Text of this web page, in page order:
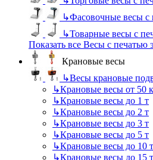
↳Фасовочные весы с
↳Товарные весы с
Показать все Весы с печатью
Крановые весы
↳Весы крановые
↳Крановые весы от 50
↳Крановые весы до 1 т
↳Крановые весы до 2 т
↳Крановые весы до 3 т
↳Крановые весы до 5 т
↳Крановые весы до 10 т
↳Крановые весы до 15 т